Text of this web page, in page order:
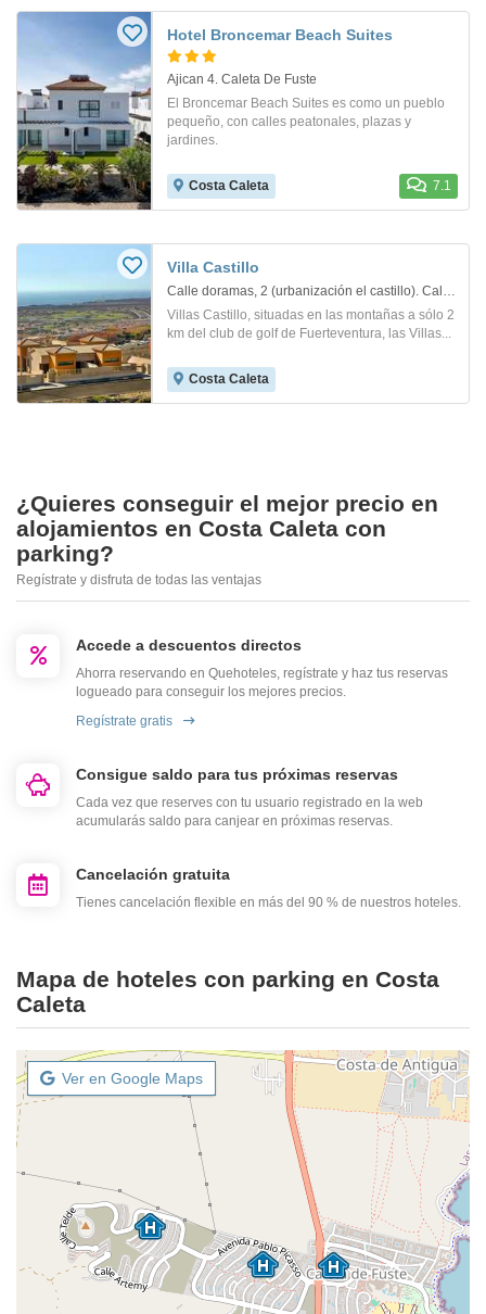
Hotel Broncemar Beach Suites
Ajican 4. Caleta De Fuste
El Broncemar Beach Suites es como un pueblo
pequeño, con calles peatonales, plazas y
jardines.
Costa Caleta 7.1
Villa Castillo
Villas Castillo, situadas en las montañas a sólo 2
km del club de golf de Fuerteventura, las Villas...
Costa Caleta
¿Quieres conseguir el mejor precio en
alojamientos en Costa Caleta con
parking?
Regístrate y disfruta de todas las ventajas
Accede a descuentos directos
Ahorra reservando en Quehoteles, regístrate y haz tus reservas
logueado para conseguir los mejores precios.
Regístrate gratis
Consigue saldo para tus próximas reservas
Cada vez que reserves con tu usuario registrado en la web
acumularás saldo para canjear en próximas reservas.
Cancelación gratuita
Tienes cancelación flexible en más del 90 % de nuestros hoteles.
Mapa de hoteles con parking en Costa
Caleta
Ver en Google Maps